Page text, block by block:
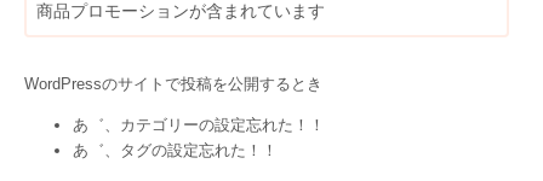
商品プロモーションが含まれています
WordPressのサイトで投稿を公開するとき
あ゛、カテゴリーの設定忘れた！！
あ゛、タグの設定忘れた！！